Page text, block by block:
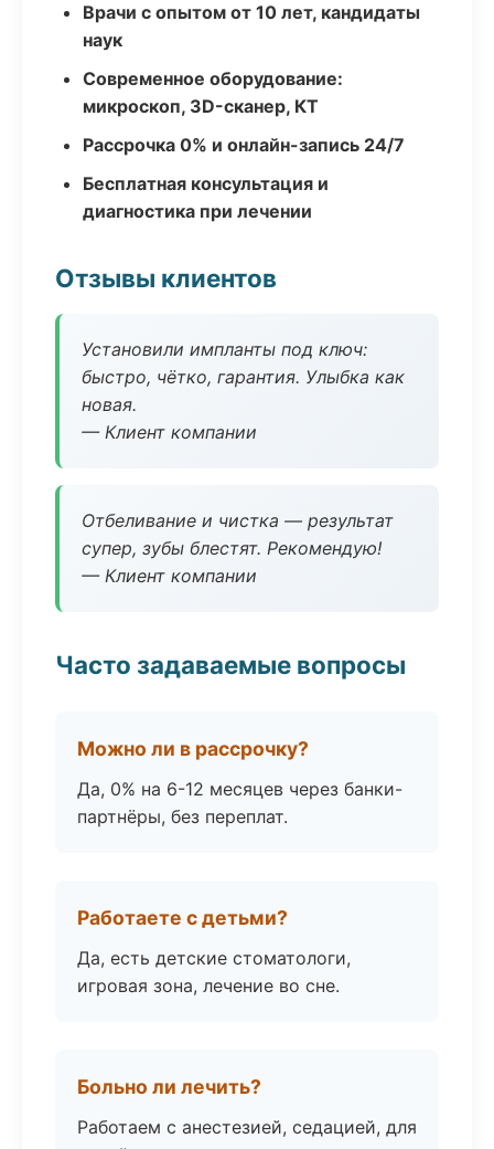
Врачи с опытом от 10 лет, кандидаты
наук
Современное оборудование:
микроскоп, 3D-сканер, КТ
Рассрочка 0% и онлайн-запись 24/7
Бесплатная консультация и
диагностика при лечении
Отзывы клиентов
Установили импланты под ключ:
быстро, чётко, гарантия. Улыбка как
новая.
— Клиент компании
Отбеливание и чистка — результат
супер, зубы блестят. Рекомендую!
— Клиент компании
Часто задаваемые вопросы
Можно ли в рассрочку?
Да, 0% на 6-12 месяцев через банки-
партнёры, без переплат.
Работаете с детьми?
Да, есть детские стоматологи,
игровая зона, лечение во сне.
Больно ли лечить?
Работаем с анестезией, седацией, для